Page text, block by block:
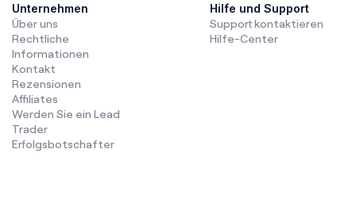
Unternehmen
Über uns
Rechtliche
Informationen
Kontakt
Rezensionen
Affiliates
Werden Sie ein Lead
Trader
Erfolgsbotschafter
Hilfe und Support
Support kontaktieren
Hilfe-Center